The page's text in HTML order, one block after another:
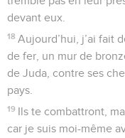
devant eux.
18 Aujourd’hui, j’ai fait
de fer, un mur de
de Juda, contre ses
pays.
19 Ils te combattront,
car je suis moi-même